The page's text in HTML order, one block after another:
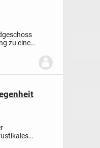
zu einer